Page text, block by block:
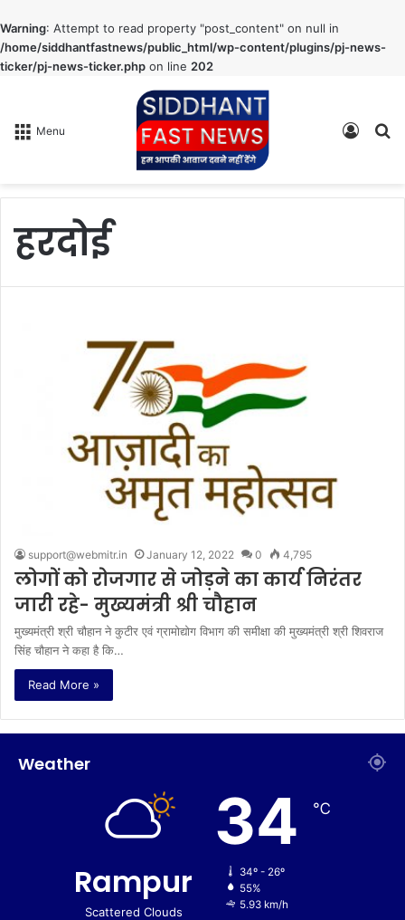
Warning: Attempt to read property "post_content" on null in
/home/siddhantfastnews/public_html/wp-content/plugins/pj-news-
ticker/pj-news-ticker.php on line 202
Menu
Log
हरदोई
support@webmitr.in January 12, 2022 0 4,795
लोगों को रोजगार से जोड़ने का कार्य निरंतर
जारी रहे- मुख्यमंत्री श्री चौहान
मुख्यमंत्री श्री चौहान ने कुटीर एवं ग्रामोद्योग विभाग की समीक्षा की मुख्यमंत्री श्री शिवराज
सिंह चौहान ने कहा है कि…
Read More »
Weather
Rampur
Scattered Clouds
34 ℃
34º - 26º
55%
5.93 km/h